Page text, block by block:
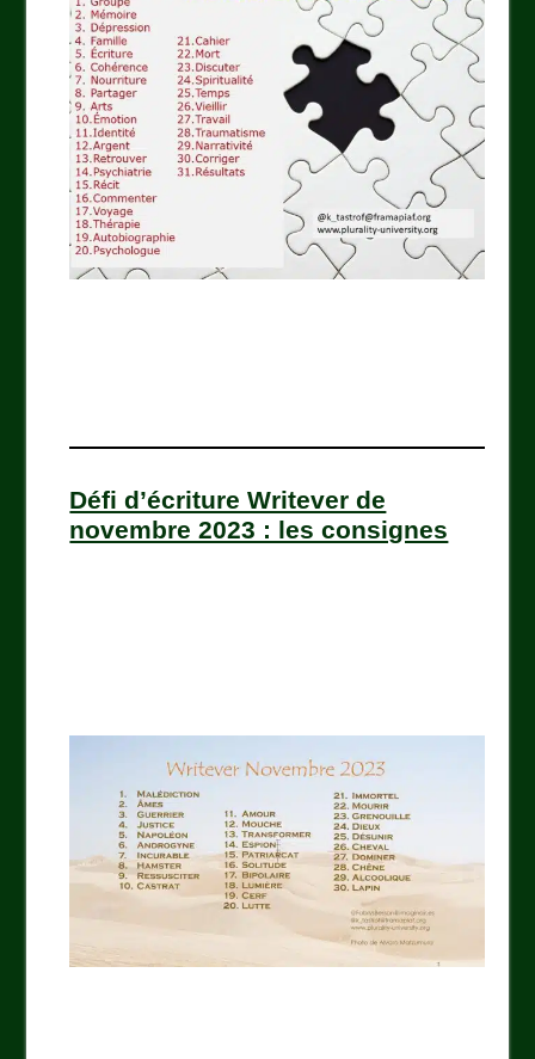
Défi d’écriture Writever de
novembre 2023 : les consignes